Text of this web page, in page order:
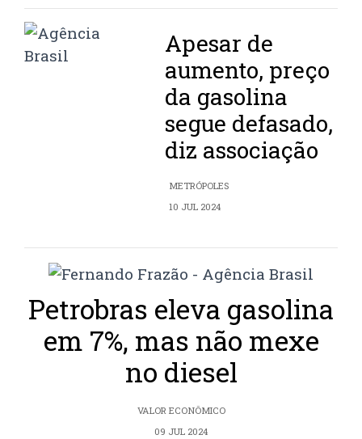
Apesar de
aumento, preço
da gasolina
segue defasado,
diz associação
METRÓPOLES
10 JUL 2024
Petrobras eleva gasolina
em 7%, mas não mexe
no diesel
VALOR ECONÔMICO
09 JUL 2024